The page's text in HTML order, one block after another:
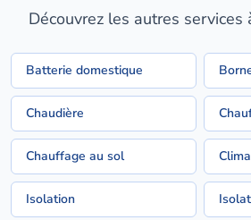
Découvrez les autres services
Batterie domestique
Chaudière
Chauffage au sol
Isolation